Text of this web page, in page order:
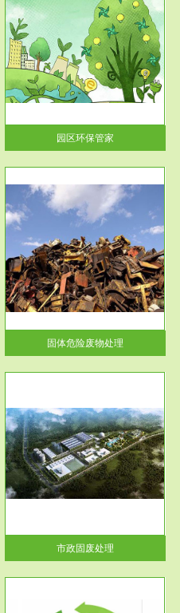
园区环保管家
固体危险废物处理
市政固废处理